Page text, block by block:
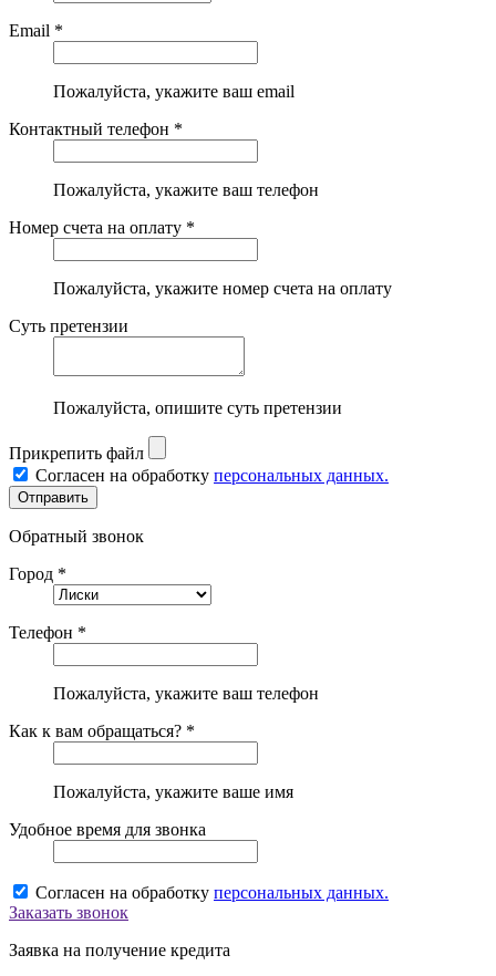
Email *
Пожалуйста, укажите ваш email
Контактный телефон *
Пожалуйста, укажите ваш телефон
Номер счета на оплату *
Пожалуйста, укажите номер счета на оплату
Суть претензии
Пожалуйста, опишите суть претензии
Прикрепить файл
Согласен на обработку персональных данных.
Обратный звонок
Город *
Телефон *
Пожалуйста, укажите ваш телефон
Как к вам обращаться? *
Пожалуйста, укажите ваше имя
Удобное время для звонка
Согласен на обработку персональных данных.
Заказать звонок
Заявка на получение кредита